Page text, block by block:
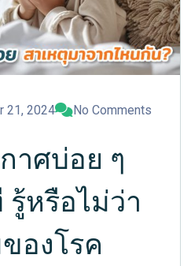
21, 2024 No Comments
าศบ่อย ๆ
หรือไม่ว่า
องโรค